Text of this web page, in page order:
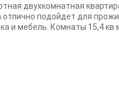
двухкомнатная
подойдет для
и мебель. Комнаты 15,4 кв.м.